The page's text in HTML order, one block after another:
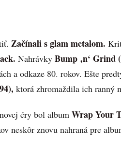
Začínali s glam metalom.
Nahrávky Bump ‚n‘ Grind
a odkaze 80. rokov. Ešte
ktorá zhromaždila ich ranný
éry bol album Wrap Your
neskôr znovu nahraná pre